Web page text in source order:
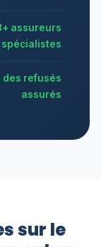
assureurs
spécialistes
des refusés
assurés
sur le